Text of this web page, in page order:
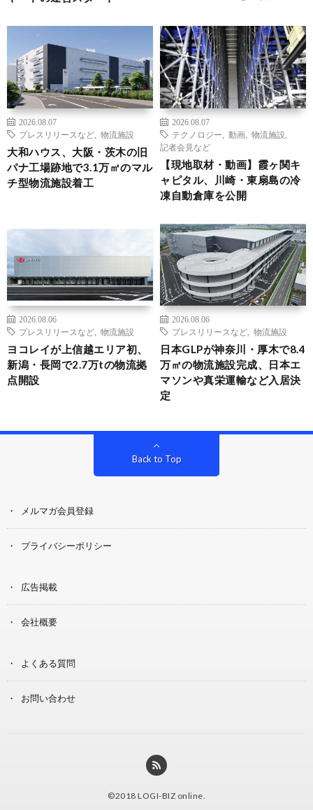
2026.08.07
プレスリリースなど
物流施設
大和ハウス、大阪・茨木の旧
パナ工場跡地で3.1万㎡のマル
チ型物流施設着工
2026.08.07
テクノロジー
動画 物流施設
記者会見など
【現地取材・動画】霞ヶ関キ
ャピタル、川崎・東扇島の冷
凍自動倉庫を公開
2026.08.06
プレスリリースなど
物流施設
ヨコレイが上信越エリア初、
新潟・長岡で2.7万tの物流拠
点開設
2026.08.06
プレスリリースなど
物流施設
日本GLPが神奈川・厚木で8.4
万㎡の物流施設完成、日本エ
マソンや真栄運輸など入居決
定
Back to Top
メルマガ会員登録
プライバシーポリシー
広告掲載
会社概要
よくある質問
お問い合わせ
©2018 LOGI-BIZ online.